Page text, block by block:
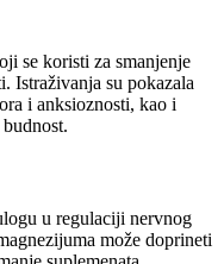
se koristi za smanjenje
Istraživanja su pokazala
i anksioznosti, kao i
u regulaciji nervnog
može doprineti